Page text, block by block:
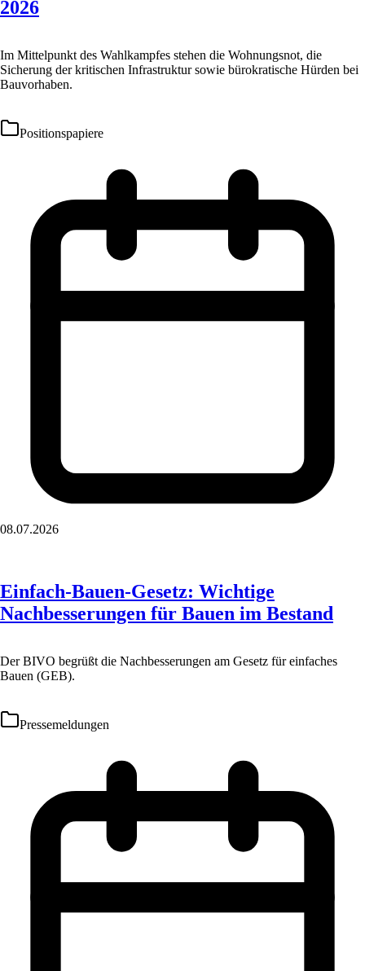
2026
Im Mittelpunkt des Wahlkampfes stehen die Wohnungsnot, die
Sicherung der kritischen Infrastruktur sowie bürokratische Hürden bei
Bauvorhaben.
Positionspapiere
08.07.2026
Einfach-Bauen-Gesetz: Wichtige
Nachbesserungen für Bauen im Bestand
Der BIVO begrüßt die Nachbesserungen am Gesetz für einfaches
Bauen (GEB).
Pressemeldungen